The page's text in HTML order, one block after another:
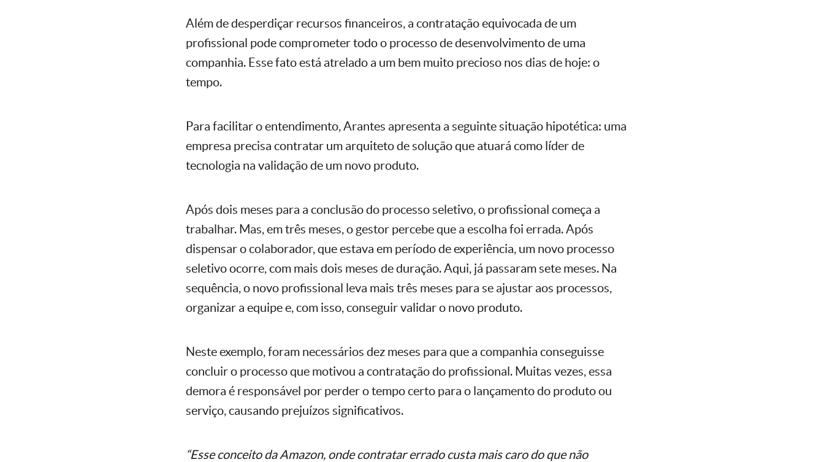
Além de desperdiçar recursos financeiros, a contratação equivocada de um
profissional pode comprometer todo o processo de desenvolvimento de uma
companhia. Esse fato está atrelado a um bem muito precioso nos dias de hoje: o
tempo.
Para facilitar o entendimento, Arantes apresenta a seguinte situação hipotética: uma
empresa precisa contratar um arquiteto de solução que atuará como líder de
tecnologia na validação de um novo produto.
Após dois meses para a conclusão do processo seletivo, o profissional começa a
trabalhar. Mas, em três meses, o gestor percebe que a escolha foi errada. Após
dispensar o colaborador, que estava em período de experiência, um novo processo
seletivo ocorre, com mais dois meses de duração. Aqui, já passaram sete meses. Na
sequência, o novo profissional leva mais três meses para se ajustar aos processos,
organizar a equipe e, com isso, conseguir validar o novo produto.
Neste exemplo, foram necessários dez meses para que a companhia conseguisse
concluir o processo que motivou a contratação do profissional. Muitas vezes, essa
demora é responsável por perder o tempo certo para o lançamento do produto ou
serviço, causando prejuízos significativos.
“Esse conceito da Amazon, onde contratar errado custa mais caro do que não